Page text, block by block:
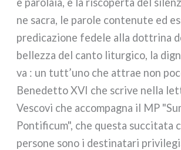
ne sacra, le paro­le con­te­nu­te ed
pre­di­ca­zio­ne fede­le alla dot­tri­na
bel­lez­za del can­to litur­gi­co, la
va : un tutt’uno che attrae non
Benedetto XVI che scri­ve nel­la
Vescovi che accom­pa­gna il MP
Pontificum", che que­sta suc­ci­ta­ta
per­so­ne sono i desti­na­ta­ri